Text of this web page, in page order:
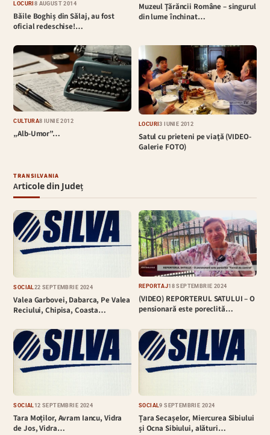
LOCURI 8 AUGUST 2014
Băile Boghiș din Sălaj, au fost
oficial redeschise!…
Muzeul Ţărăncii Române – singurul
din lume închinat…
CULTURĂ8 IUNIE 2012
„Alb-Umor”…
LOCURI3 IUNIE 2012
Satul cu prieteni pe viaţă (VIDEO-
Galerie FOTO)
TRANSILVANIA
Articole din Județ
SOCIAL 22 SEPTEMBRIE 2024
Valea Garbovei, Dabarca, Pe Valea
Reciului, Chipisa, Coasta…
REPORTAJ18 SEPTEMBRIE 2024
(VIDEO) REPORTERUL SATULUI – O
pensionară este poreclită…
SOCIAL12 SEPTEMBRIE 2024
Tara Moților, Avram Iancu, Vidra
de Jos, Vidra…
SOCIAL9 SEPTEMBRIE 2024
Țara Secașelor, Miercurea Sibiului
și Ocna Sibiului, alături…